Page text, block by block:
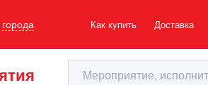
Как купить Доставка